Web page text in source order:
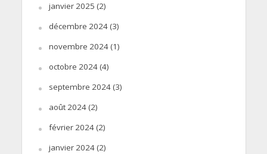
janvier 2025 (2)
décembre 2024(3)
novembre 2024(1)
octobre 2024(4)
septembre 2024(3)
août 2024(2)
février 2024(2)
janvier 2024(2)